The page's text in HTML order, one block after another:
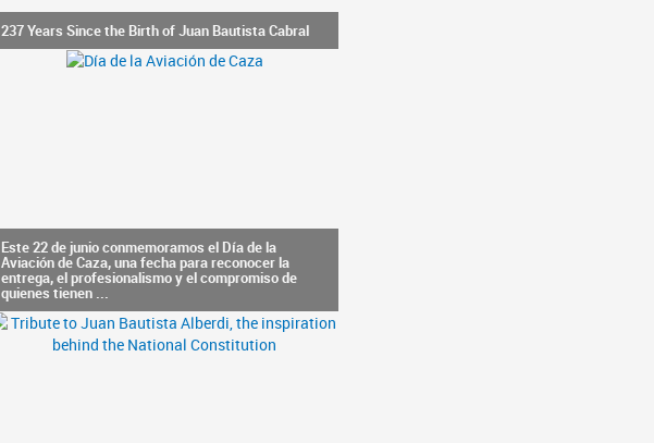
237 Years Since the Birth of Juan Bautista Cabral
Este 22 de junio conmemoramos el Día de la
Aviación de Caza, una fecha para reconocer la
entrega, el profesionalismo y el compromiso de
quienes tienen ...